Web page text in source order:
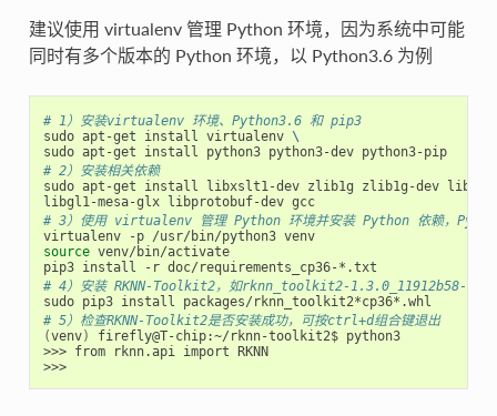
建议使用 virtualenv 管理 Python 环境，因为系统中可能
同时有多个版本的 Python 环境，以 Python3.6 为例
# 1）安装virtualenv 环境、Python3.6 和 pip3
sudo apt-get install virtualenv \
sudo apt-get install python3 python3-dev python3-pip
# 2）安装相关依赖
sudo apt-get install libxslt1-dev zlib1g zlib1g-dev
libgl1-mesa-glx libprotobuf-dev gcc
# 3）使用 virtualenv 管理 Python 环境并安装 Python 依赖，
virtualenv -p /usr/bin/python3 venv
source venv/bin/activate
# 4）安装 RKNN-Toolkit2，如rknn_toolkit2-1.3.0_11912b58-
# 5）检查RKNN-Toolkit2是否安装成功，可按ctrl+d组合键退出
(venv)
firefly@T-chip:~/rknn-toolkit2$ python3
>>> from rknn.api import RKNN
>>>